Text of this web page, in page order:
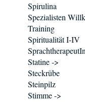
Spirulina
Spezialisten
Training
Spiritualität I-IV
Statine ->
Steckrübe
Steinpilz
Stimme ->